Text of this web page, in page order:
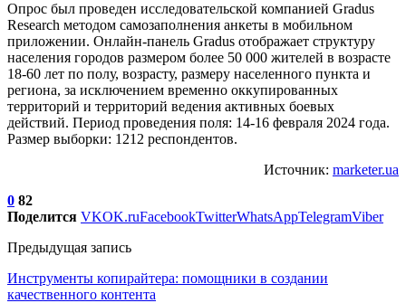
Опрос был проведен исследовательской компанией Gradus
Research методом самозаполнения анкеты в мобильном
приложении. Онлайн-панель Gradus отображает структуру
населения городов размером более 50 000 жителей в возрасте
18-60 лет по полу, возрасту, размеру населенного пункта и
региона, за исключением временно оккупированных
территорий и территорий ведения активных боевых
действий. Период проведения поля: 14-16 февраля 2024 года.
Размер выборки: 1212 респондентов.
Источник: marketer.ua
0 82
Поделится VKOK.ruFacebookTwitterWhatsAppTelegramViber
Предыдущая запись
Инструменты копирайтера: помощники в создании
качественного контента